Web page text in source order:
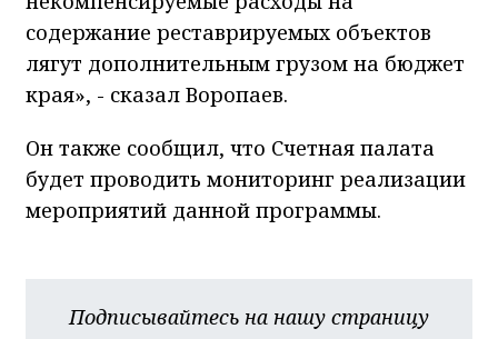
содержание реставрируемых объектов
лягут дополнительным грузом на бюджет
края», - сказал Воропаев.
Он также сообщил, что Счетная палата
будет проводить мониторинг реализации
мероприятий данной программы.
Подписывайтесь на нашу страницу